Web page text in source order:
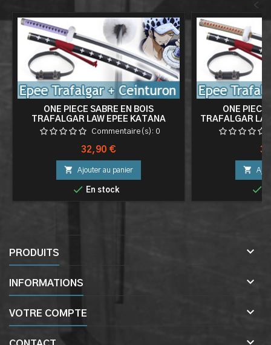
<
ONE PIECE SABRE EN BOIS
TRAFALGAR LAW EPEE KATANA
MANCHE VIOLET + CEINTURON NOIR
Commentaire(s): 0
Prix
32,90 €
 Ajouter au panier
 En stock
ONE PIECE
TRAFALGAR
SABRE +


PRODUITS 
INFORMATIONS 
VOTRE COMPTE 